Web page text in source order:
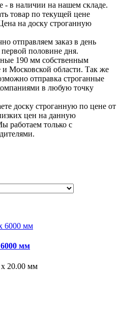
- в наличии на нашем складе.
товар по текущей цене
на доску строганную
отправляем заказ в день
первой половине дня.
190 мм собственным
Московской области. Так же
отправка строганные
в любую точку
доску строганную по цене от
цен на данную
работаем только с
6000 мм
х 20.00 мм